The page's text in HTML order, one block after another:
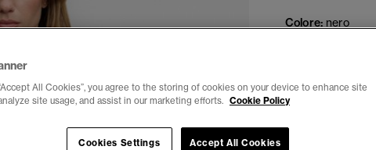
Colore: nero
Seleziona Taglia:
All Cookies”, you agree to the storing of cookies on your device to enhance site
site usage, and assist in our marketing efforts. Cookie Policy
Cookies Settings Accept All Cookies